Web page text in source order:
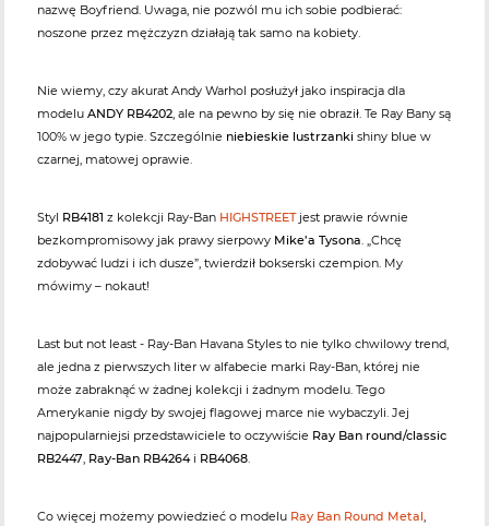
nazwę Boyfriend. Uwaga, nie pozwól mu ich sobie podbierać:
noszone przez mężczyzn działają tak samo na kobiety.
Nie wiemy, czy akurat Andy Warhol posłużył jako inspiracja dla
modelu ANDY RB4202, ale na pewno by się nie obraził. Te Ray Bany są
100% w jego typie. Szczególnie niebieskie lustrzanki shiny blue w
czarnej, matowej oprawie.
Styl RB4181 z kolekcji Ray-Ban HIGHSTREETjest prawie równie
bezkompromisowy jak prawy sierpowy Mike’a Tysona. „Chcę
zdobywać ludzi i ich dusze”, twierdził bokserski czempion. My
mówimy – nokaut!
Last but not least - Ray-Ban Havana Styles to nie tylko chwilowy trend,
ale jedna z pierwszych liter w alfabecie marki Ray-Ban, której nie
może zabraknąć w żadnej kolekcji i żadnym modelu. Tego
Amerykanie nigdy by swojej flagowej marce nie wybaczyli. Jej
najpopularniejsi przedstawiciele to oczywiście Ray Ban round/classic
RB2447, Ray-Ban RB4264i RB4068.
Co więcej możemy powiedzieć o modelu Ray Ban Round Metal,